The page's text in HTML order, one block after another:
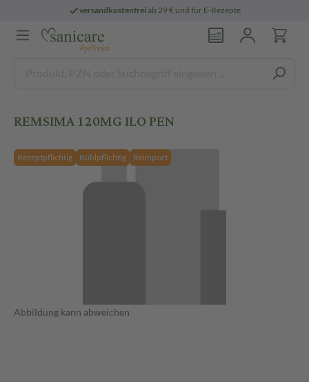
versandkostenfreiab 29 € und für E-Rezepte
REMSIMA 120MG ILO PEN
Rezeptpflichtig Kühlpflichtig Reimport
Abbildung kann abweichen